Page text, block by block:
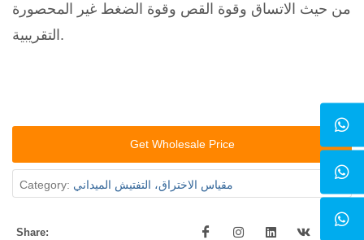
من حيث الاتساق وقوة القص وقوة الضغط غير المحصورة
التقريبية.
Get Wholesale Price
Category: مقياس الاختراق، التفتيش الميداني
Share: